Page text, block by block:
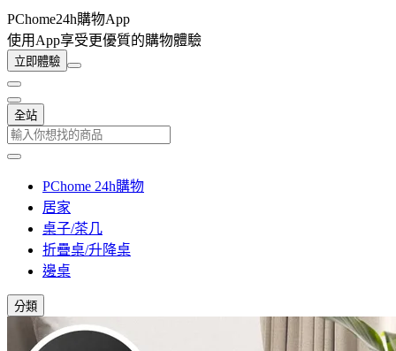
PChome24h購物App
使用App享受更優質的購物體驗
立即體驗
全站
PChome 24h購物
居家
桌子/茶几
折疊桌/升降桌
邊桌
分類